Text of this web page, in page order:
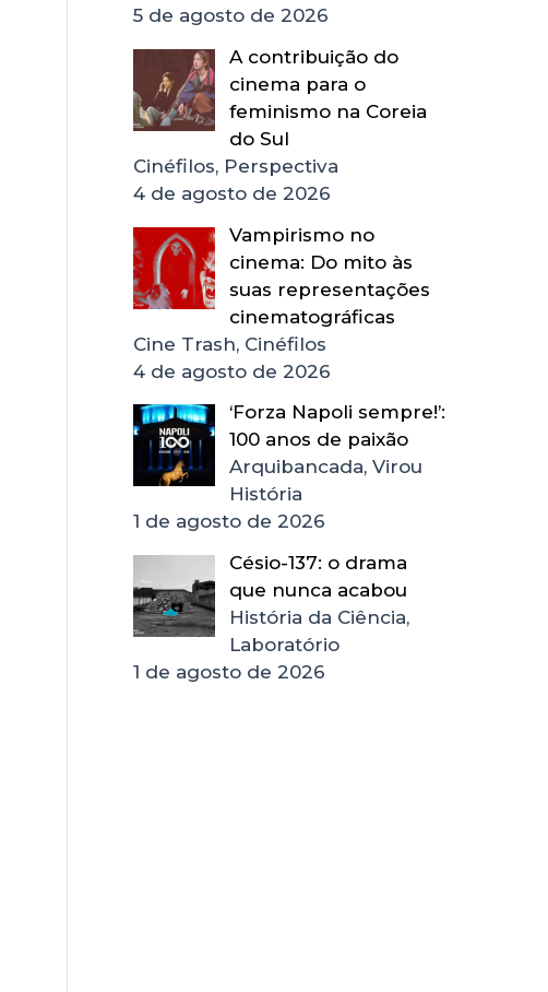
5 de agosto de 2026
A contribuição do
cinema para o
feminismo na Coreia
do Sul
Cinéfilos, Perspectiva
4 de agosto de 2026
Vampirismo no
cinema: Do mito às
suas representações
cinematográficas
Cine Trash, Cinéfilos
4 de agosto de 2026
‘Forza Napoli sempre!’:
100 anos de paixão
Arquibancada, Virou
História
1 de agosto de 2026
Césio-137: o drama
que nunca acabou
História da Ciência,
Laboratório
1 de agosto de 2026